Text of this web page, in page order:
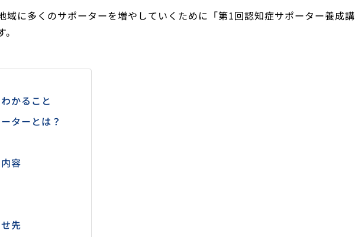
域に多くのサポーターを増やしていくために「第1回認知症サポーター養成講
かること
ターとは？
容
先